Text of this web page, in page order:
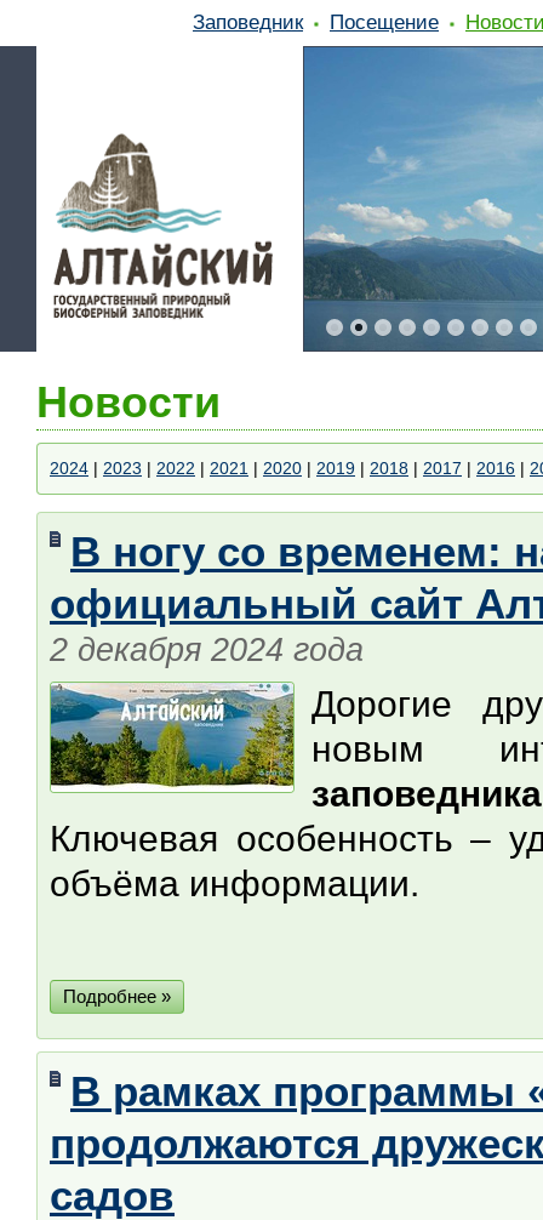
Заповедник Посещение
Новости
2024 | 2023 | 2022 | 2021 | 2020 | 2019 | 2018 | 2017 | 2016 |
В ногу со временем:
официальный сайт
2 декабря 2024 года
Дорогие
новым
заповедника
Ключевая особенность –
объёма информации.
Подробнее »
В рамках программы
продолжаются
садов